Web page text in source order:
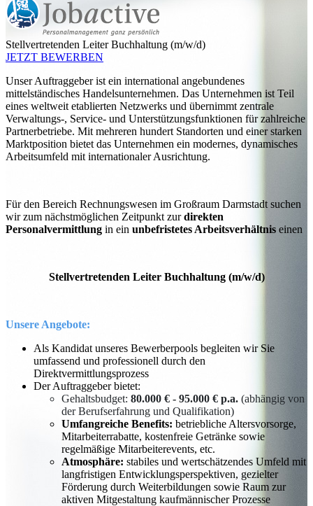
Stellvertretenden Leiter Buchhaltung (m/w/d)
JETZT BEWERBEN
Unser Auftraggeber ist ein international angebundenes
mittelständisches Handelsunternehmen. Das Unternehmen ist Teil
eines weltweit etablierten Netzwerks und übernimmt zentrale
Verwaltungs-, Service- und Unterstützungsfunktionen für zahlreiche
Partnerbetriebe. Mit mehreren hundert Standorten und einer starken
Marktposition bietet das Unternehmen ein modernes, dynamisches
Arbeitsumfeld mit internationaler Ausrichtung.
Für den Bereich Rechnungswesen im Großraum Darmstadt suchen
wir zum nächstmöglichen Zeitpunkt zurdirekten
Personalvermittlung in ein unbefristetes Arbeitsverhältnis einen
Stellvertretenden Leiter Buchhaltung (m/w/d)
Unsere Angebote:
Als Kandidat unseres Bewerberpools begleiten wir Sie
umfassend und professionell durch den
Direktvermittlungsprozess
Der Auftraggeber bietet:
Gehaltsbudget: 80.000 € - 95.000 € p.a. (abhängig von
der Berufserfahrung und Qualifikation)
Umfangreiche Benefits: betriebliche Altersvorsorge,
Mitarbeiterrabatte, kostenfreie Getränke sowie
regelmäßige Mitarbeiterevents, etc.
Atmosphäre: stabiles und wertschätzendes Umfeld mit
langfristigen Entwicklungsperspektiven, gezielter
Förderung durch Weiterbildungen sowie Raum zur
aktiven Mitgestaltung kaufmännischer Prozesse